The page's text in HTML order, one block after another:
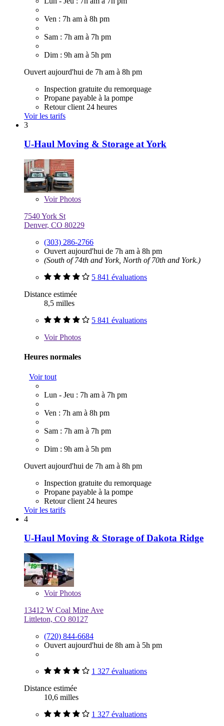
Ven : 7h am à 8h pm
Sam : 7h am à 7h pm
Dim : 9h am à 5h pm
Ouvert aujourd'hui de 7h am à 8h pm
Inspection gratuite du remorquage
Propane payable à la pompe
Retour client 24 heures
Voir les tarifs
3
U-Haul Moving & Storage at York
VoirPhotos
7540 York St
Denver, CO 80229
(303) 286-2766
Ouvert aujourd'hui de 7h am à 8h pm
(South of 74th and York, North of 70th and York.)
5 841 évaluations
Distance estimée
8,5 milles
5 841 évaluations
VoirPhotos
Heures normales
Voir tout
Lun - Jeu : 7h am à 7h pm
Ven : 7h am à 8h pm
Sam : 7h am à 7h pm
Dim : 9h am à 5h pm
Ouvert aujourd'hui de 7h am à 8h pm
Inspection gratuite du remorquage
Propane payable à la pompe
Retour client 24 heures
Voir les tarifs
4
U-Haul Moving & Storage of Dakota Ridge
VoirPhotos
13412 W Coal Mine Ave
Littleton, CO 80127
(720) 844-6684
Ouvert aujourd'hui de 8h am à 5h pm
1 327 évaluations
Distance estimée
10,6 milles
1 327 évaluations